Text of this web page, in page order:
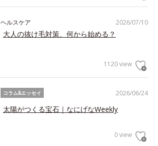
2026/07/10
ヘルスケア
大人の抜け毛対策、何から始める？
1120 view
2026/06/24
コラム&エッセイ
太陽がつくる宝石｜なにげなWeekly
0 view